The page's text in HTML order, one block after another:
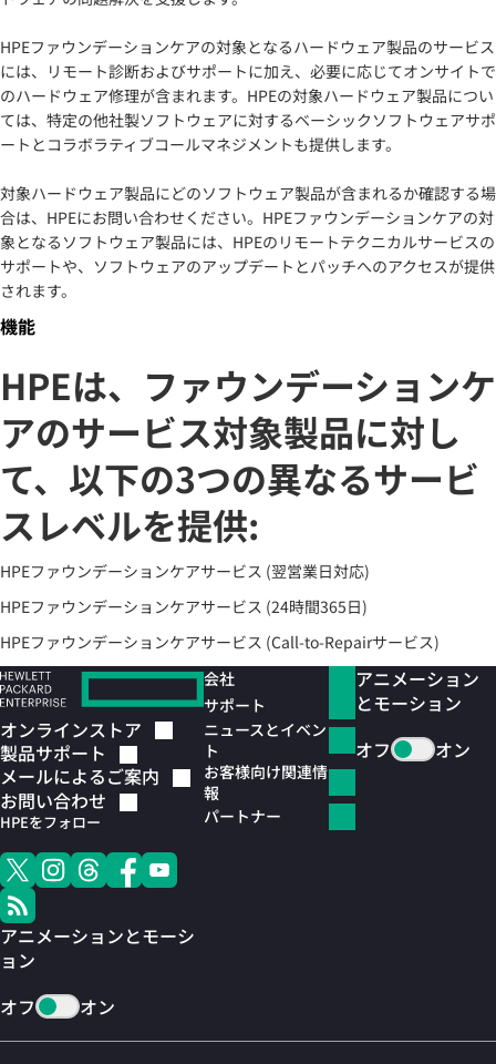
HPEファウンデーションケアの対象となるハードウェア製品のサービス
には、リモート診断およびサポートに加え、必要に応じてオンサイトで
のハードウェア修理が含まれます。HPEの対象ハードウェア製品につい
ては、特定の他社製ソフトウェアに対するベーシックソフトウェアサポ
ートとコラボラティブコールマネジメントも提供します。
対象ハードウェア製品にどのソフトウェア製品が含まれるか確認する場
合は、HPEにお問い合わせください。HPEファウンデーションケアの対
象となるソフトウェア製品には、HPEのリモートテクニカルサービスの
サポートや、ソフトウェアのアップデートとパッチへのアクセスが提供
されます。
機能
HPEは、ファウンデーションケ
アのサービス対象製品に対し
て、以下の3つの異なるサービ
スレベルを提供:
HPEファウンデーションケアサービス (翌営業日対応)
HPEファウンデーションケアサービス (24時間365日)
HPEファウンデーションケアサービス (Call-to-Repairサービス)
オンラインストア
製品サポート
メールによるご案内
お問い合わせ
HPEをフォロー
アニメーションとモーシ
ョン
オフ
オン
会社
サポート
ニュースとイベン
ト
お客様向け関連情
報
パートナー
アニメーション
とモーション
オフ
オン